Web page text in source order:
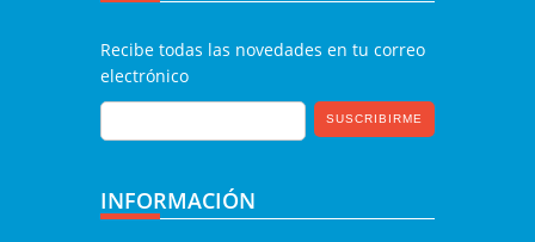
Recibe todas las novedades en tu correo
electrónico
INFORMACIÓN